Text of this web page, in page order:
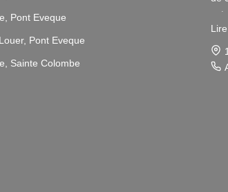
Pont Eveque
Pont Eveque
Sainte Colombe